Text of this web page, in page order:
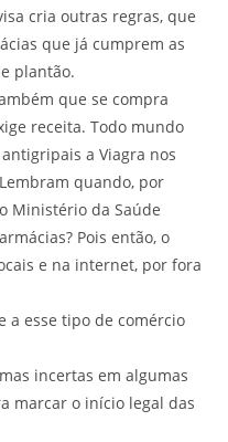
cria outras regras, que
que já cumprem as
plantão.
que se compra
receita. Todo mundo
a Viagra nos
quando, por
Ministério da Saúde
Pois então, o
e na internet, por fora
a esse tipo de comércio
incertas em algumas
marcar o início legal das